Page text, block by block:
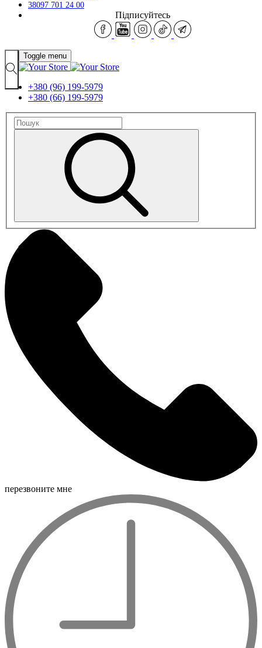
38097 701 24 00
Підписуйтесь
Toggle menu
+380 (96) 199-5979
+380 (66) 199-5979
перезвоните мне